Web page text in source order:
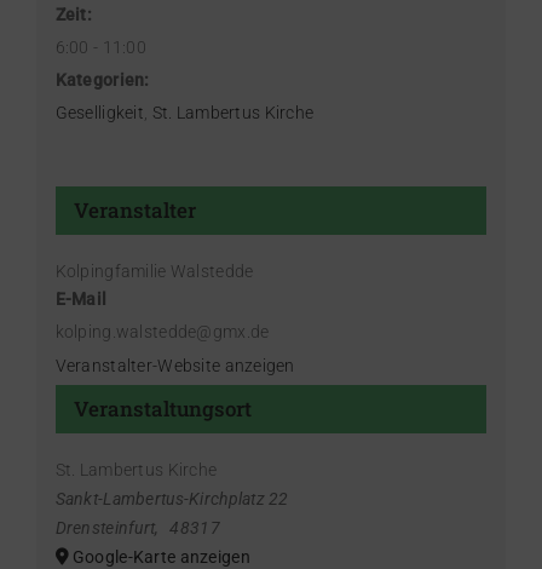
Zeit:
6:00 - 11:00
Kategorien:
Geselligkeit St. Lambertus Kirche
Veranstaltungsort
St. Lambertus Kirche
Sankt-Lambertus-Kirchplatz 22
Drensteinfurt,
48317
Google-Karte anzeigen
Veranstalter
Kolpingfamilie Walstedde
E-Mail
kolping.walstedde@gmx.de
Veranstalter-Website anzeigen